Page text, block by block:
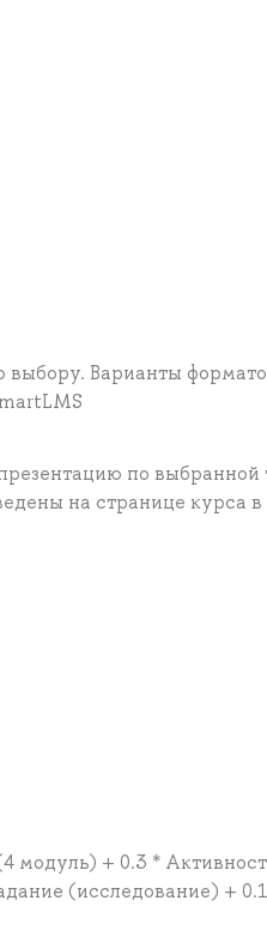
выбору. Варианты
по выбранной
на странице курса в
модуль) + 0.3 *
(исследование) +